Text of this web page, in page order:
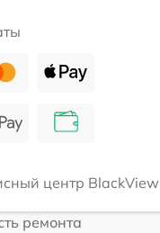
центр BlackView
ремонта